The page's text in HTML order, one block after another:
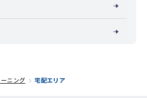
ニング 宅配エリア